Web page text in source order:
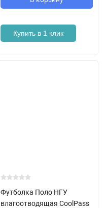
Купить в 1 клик
Футболка Поло НГУ
влагоотводящая CoolPass